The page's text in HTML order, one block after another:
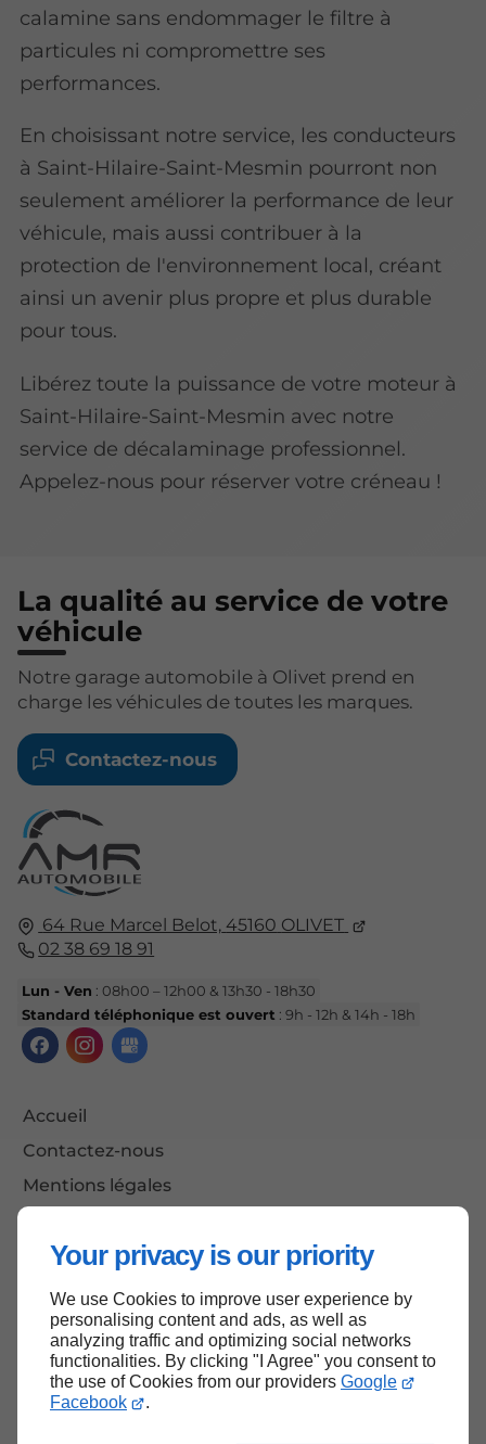
Your privacy is our priority
We use Cookies to improve user experience by
personalising content and ads, as well as
analyzing traffic and optimizing social networks
functionalities. By clicking "I Agree" you consent to
the use of Cookies from our providers Google
Facebook
.
calamine sans endommager le filtre à
particules ni compromettre ses
performances.
En choisissant notre service, les conducteurs
à Saint-Hilaire-Saint-Mesmin pourront non
seulement améliorer la performance de leur
véhicule, mais aussi contribuer à la
protection de l'environnement local, créant
ainsi un avenir plus propre et plus durable
pour tous.
Libérez toute la puissance de votre moteur à
Saint-Hilaire-Saint-Mesmin avec notre
service de décalaminage professionnel.
Appelez-nous pour réserver votre créneau !
64 Rue Marcel Belot, 45160 OLIVET
02 38 69 18 91
Lun - Ven : 08h00 – 12h00 & 13h30 - 18h30
Standard téléphonique est ouvert : 9h - 12h & 14h - 18h
Accueil
Contactez-nous
Mentions légales
La qualité au service de votre
véhicule
Notre garage automobile à Olivet prend en
charge les véhicules de toutes les marques.
Contactez-nous
Haut de page